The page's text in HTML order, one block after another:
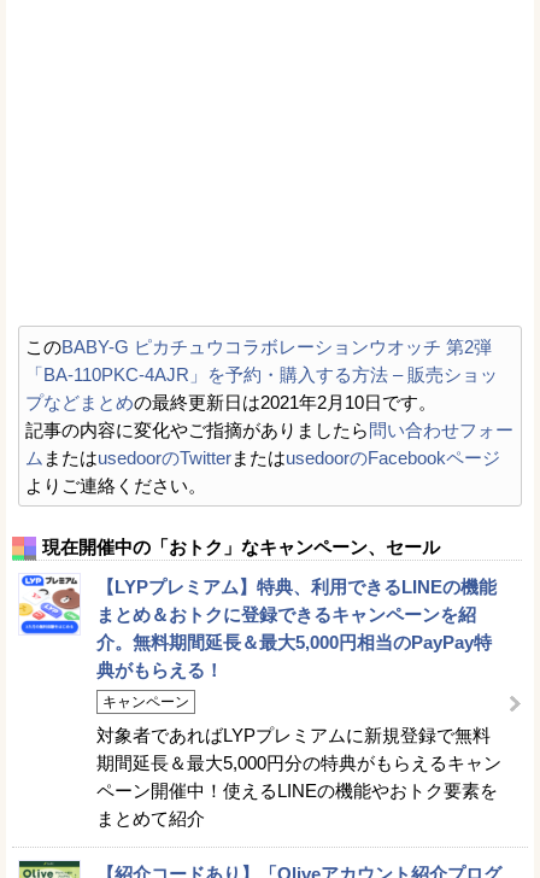
このBABY-G ピカチュウコラボレーションウオッチ 第2弾
「BA-110PKC-4AJR」を予約・購入する方法 – 販売ショッ
プなどまとめの最終更新日は2021年2月10日です。
記事の内容に変化やご指摘がありましたら問い合わせフォー
ム またはusedoorのTwitterまたはusedoorのFacebookページ
よりご連絡ください。
現在開催中の「おトク」なキャンペーン、セール
【LYPプレミアム】特典、利用できるLINEの機能
まとめ＆おトクに登録できるキャンペーンを紹
介。無料期間延長＆最大5,000円相当のPayPay特
典がもらえる！
キャンペーン
対象者であればLYPプレミアムに新規登録で無料
期間延長＆最大5,000円分の特典がもらえるキャン
ペーン開催中！使えるLINEの機能やおトク要素を
まとめて紹介
【紹介コードあり】「Oliveアカウント紹介プログ